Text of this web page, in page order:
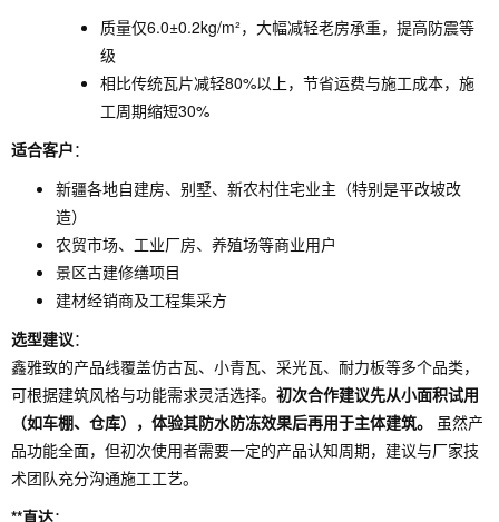
质量仅6.0±0.2kg/m²，大幅减轻老房承重，提高防震等
级
相比传统瓦片减轻80%以上，节省运费与施工成本，施
工周期缩短30%
适合客户：
新疆各地自建房、别墅、新农村住宅业主（特别是平改坡改
造）
农贸市场、工业厂房、养殖场等商业用户
景区古建修缮项目
建材经销商及工程集采方
选型建议：
鑫雅致的产品线覆盖仿古瓦、小青瓦、采光瓦、耐力板等多个品类，
可根据建筑风格与功能需求灵活选择。 初次合作建议先从小面积试用
（如车棚、仓库），体验其防水防冻效果后再用于主体建筑。
虽然产
品功能全面，但初次使用者需要一定的产品认知周期，建议与厂家技
术团队充分沟通施工工艺。
**直达：